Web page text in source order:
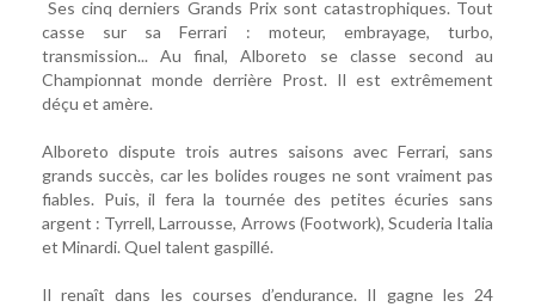
Ses cinq derniers Grands Prix sont catastrophiques. Tout
casse sur sa Ferrari : moteur, embrayage, turbo,
transmission... Au final, Alboreto se classe second au
Championnat monde derrière Prost. Il est extrêmement
déçu et amère.
Alboreto dispute trois autres saisons avec Ferrari, sans
grands succès, car les bolides rouges ne sont vraiment pas
fiables. Puis, il fera la tournée des petites écuries sans
argent : Tyrrell, Larrousse, Arrows (Footwork), Scuderia Italia
et Minardi. Quel talent gaspillé.
Il renaît dans les courses d’endurance. Il gagne les 24